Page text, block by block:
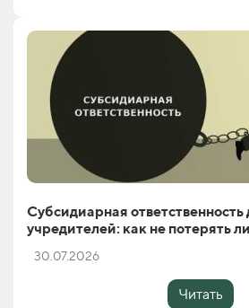
Субсидиарная ответственность
учредителей: как не потерять
30.07.2026
Читать